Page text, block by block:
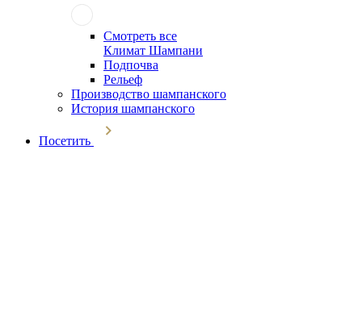
Смотреть все
Климат Шампани
Подпочва
Рельеф
Производство шампанского
История шампанского
Посетить